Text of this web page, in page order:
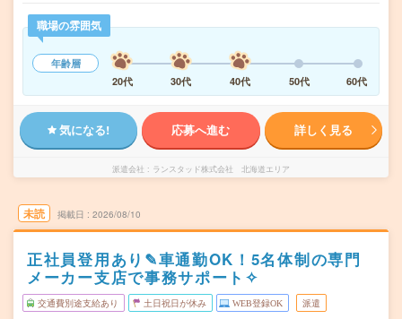
職場の雰囲気
年齢層
20代
30代 40代 50代 60代
気になる! 応募へ進む 詳しく見る
派遣会社 ランスタッド株式会社 北海道エリア
未読 掲載日 2026/08/10
正社員登用あり✎車通勤OK！5名体制の専門
メーカー支店で事務サポート✧
交通費別途支給あり 土日祝日が休み WEB登録OK 派遣